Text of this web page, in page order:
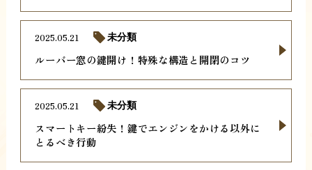
ルーバー窓の鍵開け！特殊な構造と開閉のコツ
2025.05.21 未分類
スマートキー紛失！鍵でエンジンをかける以外に
とるべき行動
2025.05.21 未分類